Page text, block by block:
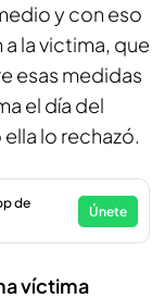
y con eso
la victima, que
esas medidas
el día del
lo rechazó.
de
Únete
víctima